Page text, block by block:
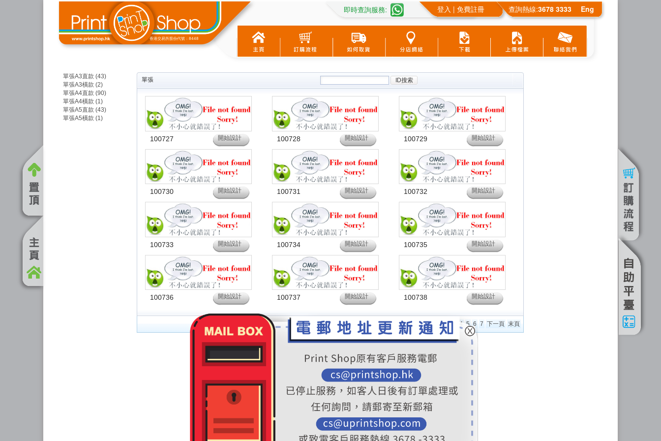
即時查詢服務: 登入 | 免費註冊 查詢熱線:3678 3333 Eng
香港交易所股份代號：8448
單張A3直款 (43)
單張A3橫款 (2)
單張A4直款 (90)
單張A4橫款 (1)
單張A5直款 (43)
單張A5橫款 (1)
單張
100727 開始設計 100728 開始設計 100729 開始設計
100730 開始設計 100731 開始設計 100732 開始設計
100733 開始設計 100734 開始設計 100735 開始設計
100736 開始設計 100737 開始設計 100738 開始設計
共15 頁首頁 上一頁 1 2 3 4 5 6 7 下一頁 末頁